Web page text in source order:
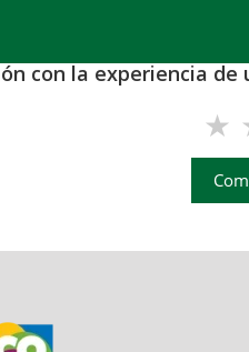
con la experiencia